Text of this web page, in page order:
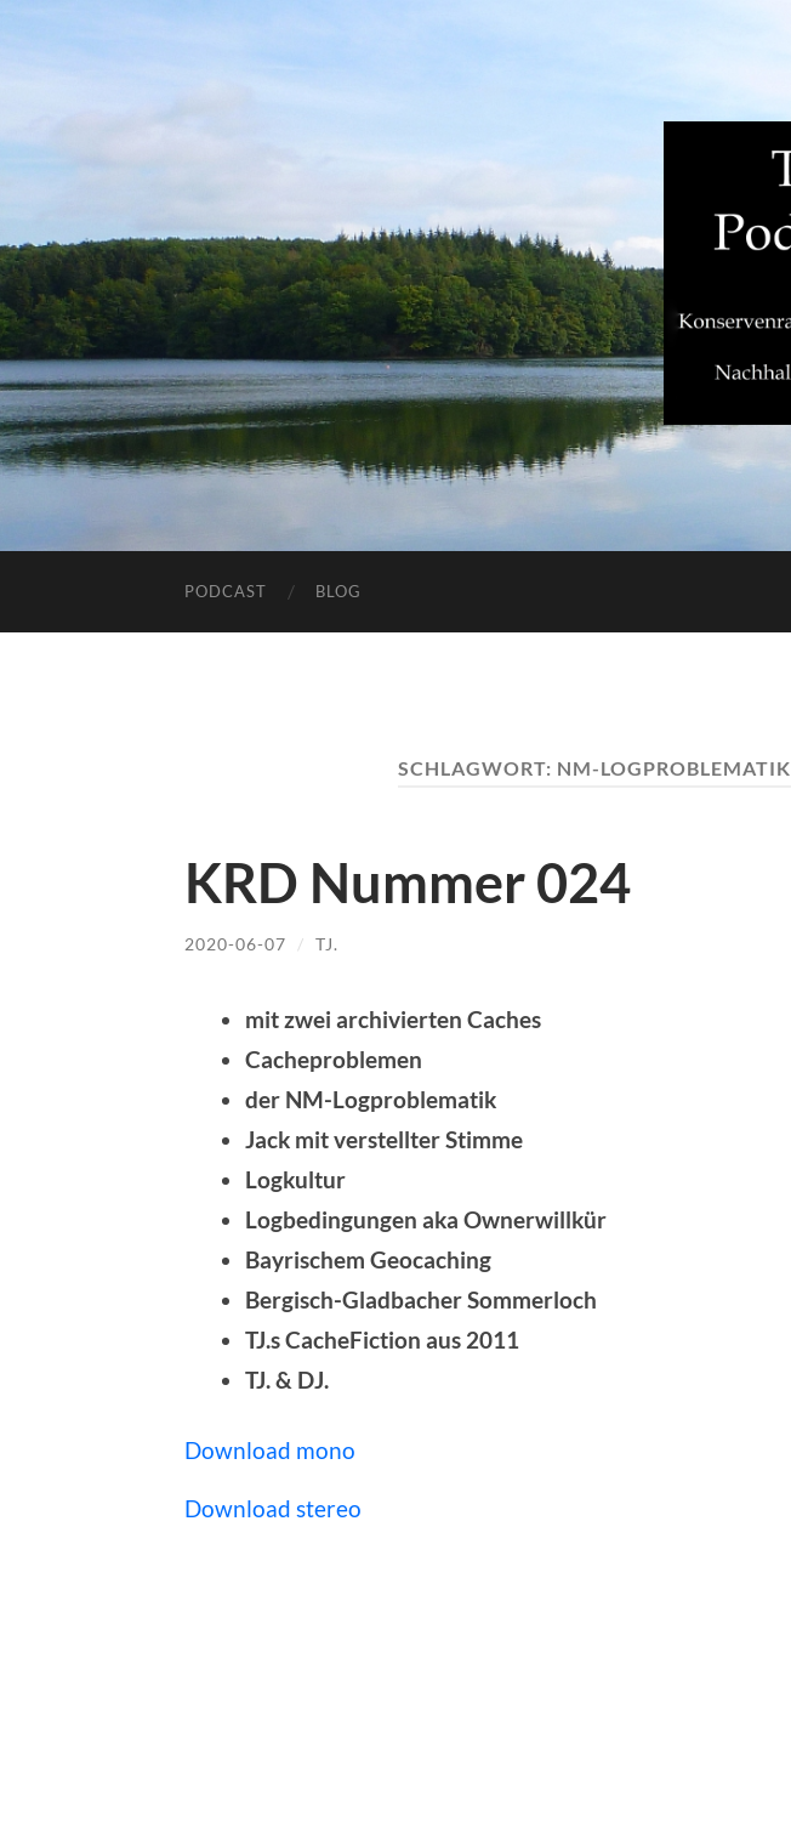
PODCAST BLOG
SCHLAGWORT: NM-LOGPROBLEMATIK
KRD Nummer 024
2020-06-07 / TJ.
mit zwei archivierten Caches
Cacheproblemen
der NM-Logproblematik
Jack mit verstellter Stimme
Logkultur
Logbedingungen aka Ownerwillkür
Bayrischem Geocaching
Bergisch-Gladbacher Sommerloch
TJ.s CacheFiction aus 2011
TJ. & DJ.
Download mono
Download stereo